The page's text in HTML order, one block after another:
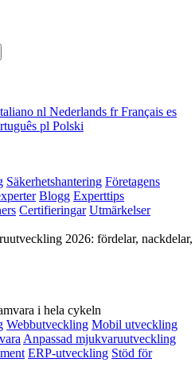
nl Nederlands frFrançais es
pl Polski
Säkerhetshantering Företagens
Blogg Experttips
Certifieringar Utmärkelser
2026: fördelar, nackdelar,
i hela cykeln
Webbutveckling Mobil utveckling
Anpassad mjukvaruutveckling
ERP-utveckling Stöd för